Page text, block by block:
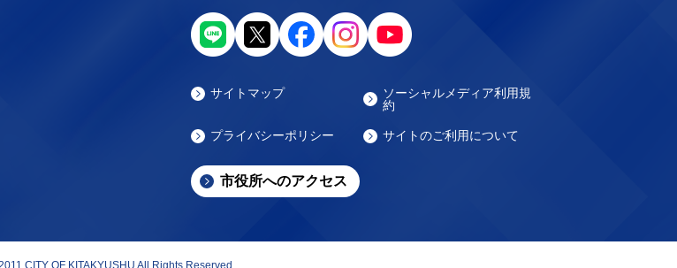
サイトマップ
ソーシャルメディア利用規
約
プライバシーポリシー サイトのご利用について
市役所へのアクセス
CITY OF KITAKYUSHU All Rights Reserved.